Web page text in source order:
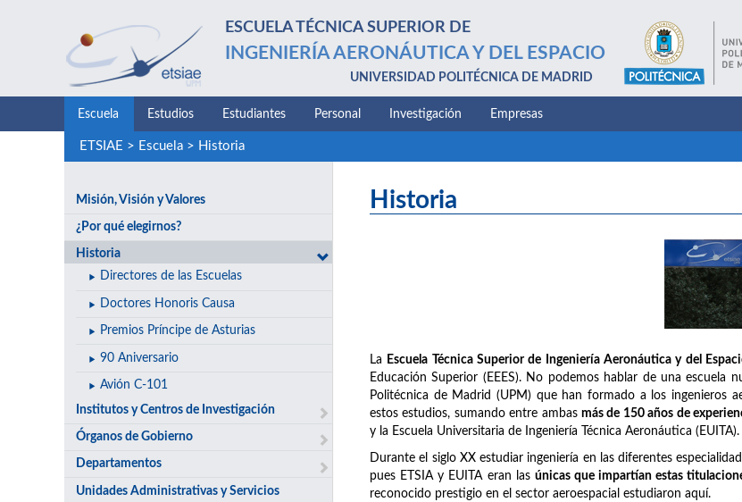
ESCUELA TÉCNICA SUPERIOR DE
INGENIERÍA AERONÁUTICA Y DEL ESPACIO
UNIVERSIDAD POLITÉCNICA DE MADRID
Escuela Estudios Estudiantes Personal Investigación Empresas
ETSIAE > Escuela> Historia
Misión, Visión y Valores
¿Por qué elegirnos?
Historia
Directores de las Escuelas
Doctores Honoris Causa
Premios Príncipe de Asturias
90 Aniversario
Avión C-101
Institutos y Centros de Investigación
Órganos de Gobierno
Departamentos
Unidades Administrativas y Servicios
Historia
La Escuela Técnica Superior de Ingeniería Aeronáutica y del
Educación Superior (EEES). No podemos hablar de una escuela
Politécnica de Madrid (UPM) que han formado a los ingenieros
estos estudios, sumando entre ambas más de 150 años de
y la Escuela Universitaria de Ingeniería Técnica Aeronáutica (EUITA).
Durante el siglo XX estudiar ingeniería en las diferentes
pues ETSIA y EUITA eran las únicas que impartían estas
reconocido prestigio en el sector aeroespacial estudiaron aquí.